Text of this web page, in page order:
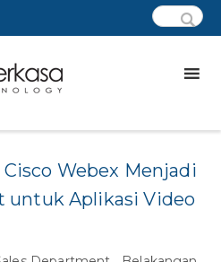
Webex Menjadi
untuk Aplikasi Video